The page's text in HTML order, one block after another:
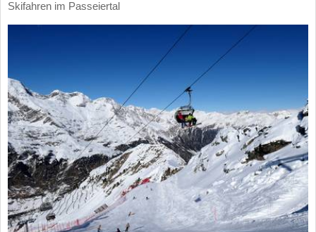
Skifahren im Passeiertal